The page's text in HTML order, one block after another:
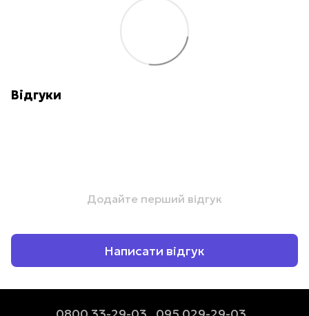
Відгуки
Додайте перший відгук
Написати відгук